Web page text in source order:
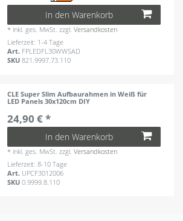
In den Warenkorb
* inkl. ges. MwSt. zzgl.Versandkosten
Lieferzeit: 1-4 Tage
Art. FPLEDFL30WWSAD
SKU821.9997.73.110
CLE Super Slim Aufbaurahmen in Weiß für
LED Panels 30x120cm DIY
24,90 € *
In den Warenkorb
* inkl. ges. MwSt. zzgl.Versandkosten
Lieferzeit: 8-10 Tage
Art. UPCF3012006
SKU0.9999.8.110